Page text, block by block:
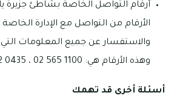
أرقام التواصل الخاصة بشاطئ
الأرقام من التواصل مع الإدارة
والاستفسار عن جميع المعلومات
وهذه الأرقام هي: 1100 565 02 ، 0435 242 056.
أسئلة أخرى قد تهمك